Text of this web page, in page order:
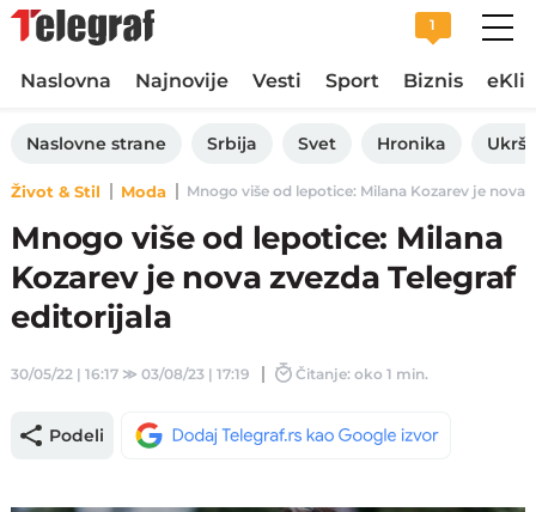
1
Naslovna Najnovije Vesti Sport Biznis
Naslovne strane Srbija Svet Hronika
Život & Stil Moda Mnogo više od lepotice: Milana Kozarev je nova
Mnogo više od lepotice: Milana
Kozarev je nova zvezda Telegraf
editorijala
30/05/22 | 16:17 ≫03/08/23 | 17:19 Čitanje: oko 1 min.
Podeli